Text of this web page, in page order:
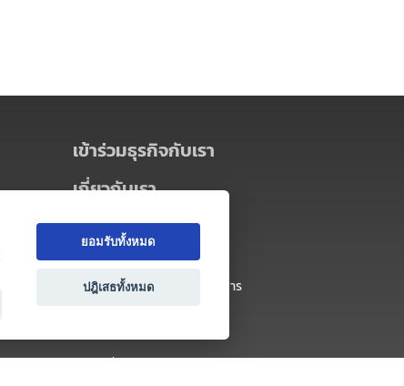
เข้าร่วมธุรกิจกับเรา
เกี่ยวกับเรา
เกี่ยวกับ Thai MICE Connect
นโยบายความเป็นส่วนตัว
ข้อตกลง และเงื่อนไขการใช้บริการ
ยอมรับทั้งหมด
ปฎิเสธทั้งหมด